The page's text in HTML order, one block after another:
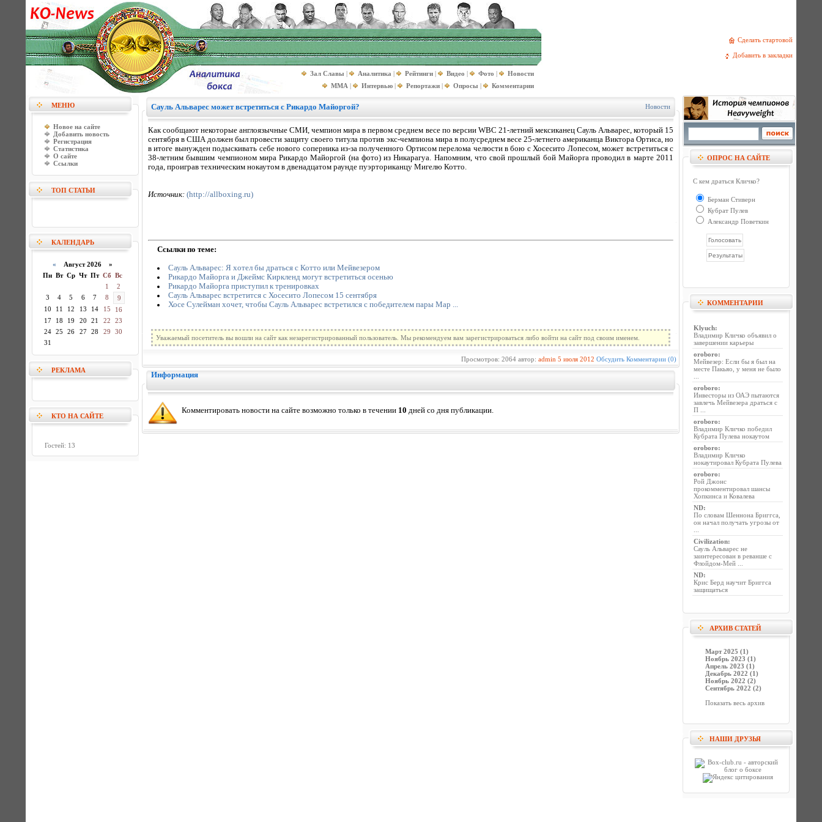
Сделать стартовой
Добавить в закладки
Зал Славы | Аналитика | Рейтинги | Видео | Фото |
Новости
MMA | Интервью | Репортажи | Опросы | Комментарии
МЕНЮ
Новое на сайте
Добавить новость
Регистрация
Статистика
О сайте
Ссылки
ТОП СТАТЬИ
КАЛЕНДАРЬ
« Август 2026 »
Пн Вт Ср Чт Пт Сб Вс
1
2
3
4 5 6 7 8
9
10
11 12 13 14 15
16
17
18 19 20 21 22
23
24
25 26 27 28 29
30
31
РЕКЛАМА
КТО НА САЙТЕ
Гостей: 13
Сауль Альварес может встретиться с Рикардо Майоргой? Новости
Как сообщают некоторые англоязычные СМИ, чемпион мира в первом среднем весе по версии WBC 21-летний мексиканец Сауль Альварес, который 15
сентября в США должен был провести защиту своего титула против экс-чемпиона мира в полусреднем весе 25-летнего американца Виктора Ортиса, но
в итоге вынужден подыскивать себе нового соперника из-за полученного Ортисом перелома челюсти в бою с Хосесито Лопесом, может встретиться с
38-летним бывшим чемпионом мира Рикардо Майоргой (на фото) из Никарагуа. Напомним, что свой прошлый бой Майорга проводил в марте 2011
года, проиграв техническим нокаутом в двенадцатом раунде пуэрториканцу Мигелю Котто.
Источник: (http://allboxing.ru)
Ссылки по теме:
Сауль Альварес: Я хотел бы драться с Котто или Мейвезером
Рикардо Майорга и Джеймс Киркленд могут встретиться осенью
Рикардо Майорга приступил к тренировках
Сауль Альварес встретится с Хосесито Лопесом 15 сентября
Хосе Сулейман хочет, чтобы Сауль Альварес встретился с победителем пары Мар ...
Уважаемый посетитель вы вошли на сайт как незарегистрированный пользователь. Мы рекомендуем вам зарегистрироваться либо войти на сайт под своим именем.
Просмотров: 2064 автор: admin 5 июля 2012 Обсудить Комментарии (0)
Информация
Комментировать новости на сайте возможно только в течении 10 дней со дня публикации.
ОПРОС НА САЙТЕ
С кем драться Кличко?
Берман Стиверн
Кубрат Пулев
Александр Поветкин
КОММЕНТАРИИ
Klyuch:
Владимир Кличко объявил о
завершении карьеры
oroboro:
Мейвезер: Если бы я был на
месте Пакьяо, у меня не было
oroboro:
Инвесторы из ОАЭ пытаются
завлечь Мейвезера драться с
П ...
oroboro:
Владимир Кличко победил
Кубрата Пулева нокаутом
oroboro:
Владимир Кличко
нокаутировал Кубрата Пулева
oroboro:
Рой Джонс
прокомментировал шансы
Хопкинса и Ковалева
ND:
По словам Шеннона Бриггса,
он начал получать угрозы от
Civilization:
Сауль Альварес не
заинтересован в реванше с
Флойдом-Мей ...
ND:
Крис Берд научит Бриггса
защищаться
АРХИВ СТАТЕЙ
Март 2025 (1)
Ноябрь 2023 (1)
Апрель 2023 (1)
Декабрь 2022 (1)
Ноябрь 2022 (2)
Сентябрь 2022 (2)
Показать весь архив
НАШИ ДРУЗЬЯ